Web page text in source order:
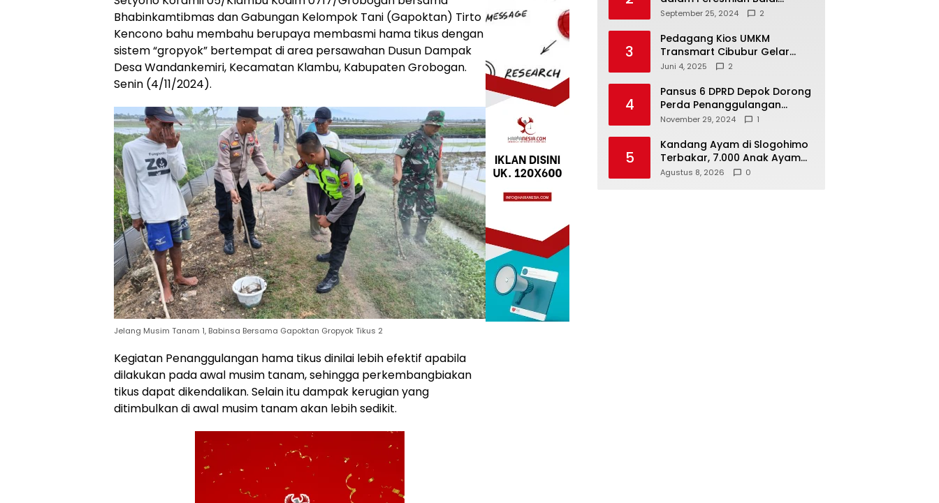
Bhabinkamtibmas dan Gabungan Kelompok Tani (Gapoktan) Tirto
Kencono bahu membahu berupaya membasmi hama tikus dengan
sistem “gropyok” bertempat di area persawahan Dusun Dampak
Desa Wandankemiri, Kecamatan Klambu, Kabupaten Grobogan.
Senin (4/11/2024).
Jelang Musim Tanam 1, Babinsa Bersama Gapoktan Gropyok Tikus 2
Kegiatan Penanggulangan hama tikus dinilai lebih efektif apabila
dilakukan pada awal musim tanam, sehingga perkembangbiakan
tikus dapat dikendalikan. Selain itu dampak kerugian yang
ditimbulkan di awal musim tanam akan lebih sedikit.
Warga di Sukamaju : Wadah
Aspirasi Masyarakat
September 25, 2024 2
3
Pedagang Kios UMKM
Transmart Cibubur Gelar
Family Gathering di Cisarua,
Kekompakan
Juni 4, 2025 2
4
Pansus 6 DPRD Depok Dorong
Perda Penanggulangan
Kebakaran untuk
November 29, 2024 1
5
Kandang Ayam di Slogohimo
Terbakar, 7.000 Anak Ayam
Selamat, Kerugian Ditaksir
Agustus 8, 2026 0